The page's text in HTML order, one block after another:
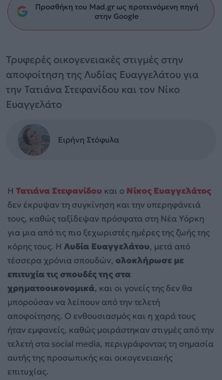
Προσθήκη του Mad.gr ως προτεινόμενη πηγή
στην Google
Τρυφερές οικογενειακές στιγμές στην
αποφοίτηση της Λυδίας Ευαγγελάτου για
την Τατιάνα Στεφανίδου και τον Νίκο
Ευαγγελάτο
Ειρήνη Στόφυλα
Η Τατιάνα Στεφανίδου και ο Νίκος Ευαγγελάτος
δεν έκρυψαν τη συγκίνηση και την υπερηφάνειά
τους, καθώς ταξίδεψαν πρόσφατα στη Νέα Υόρκη
για μια από τις πιο ξεχωριστές ημέρες της ζωής της
κόρης τους. Η Λυδία Ευαγγελάτου, μετά από
τέσσερα χρόνια σπουδών, ολοκλήρωσε με
επιτυχία τις σπουδές της στα
χρηματοοικονομικά, και οι γονείς της δεν θα
μπορούσαν να λείπουν από την τελετή
αποφοίτησης. Ο ενθουσιασμός και η χαρά τους
ήταν εμφανείς, καθώς μοιράστηκαν στιγμές από την
τελετή στα social media, περιγράφοντας τη σημασία
αυτής της προσωπικής και οικογενειακής
επιτυχίας.